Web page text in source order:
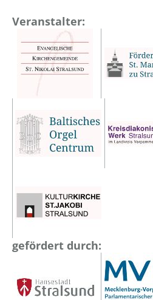
Veranstalter:
gefördert durch: